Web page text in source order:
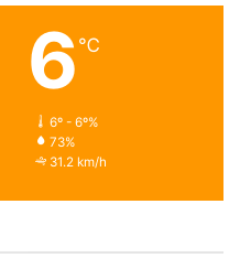
6 ℃
6º - 6º%
73%
31.2 km/h